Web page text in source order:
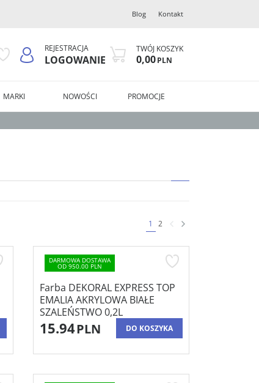
Blog Kontakt
REJESTRACJA
LOGOWANIE
TWÓJ KOSZYK
0,00PLN
MARKI NOWOŚCI PROMOCJE
1 2
DARMOWA DOSTAWA
OD 950.00 PLN
Farba DEKORAL EXPRESS TOP
EMALIA AKRYLOWA BIAŁE
SZALEŃSTWO 0,2L
15.94PLN DO KOSZYKA